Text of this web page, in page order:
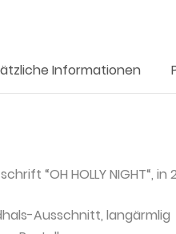
Informationen
“OH HOLLY
Ausschnitt, langärmlig